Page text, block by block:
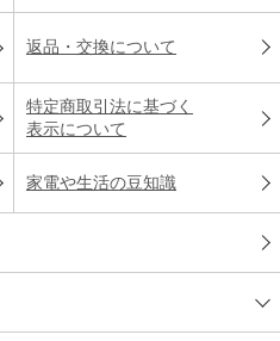
返品・交換について
特定商取引法に基づく
表示について
家電や生活の豆知識